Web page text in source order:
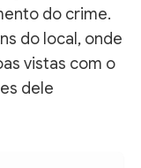
do crime.
do local, onde
vistas com o
dele